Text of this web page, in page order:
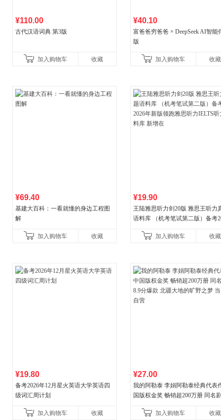
¥110.00
古代汉语词典 第3版
加入购物车 收藏
¥40.10
富爸爸穷爸爸 × DeepSeek AI智能
版
加入购物车 收藏
¥69.40
基建大百科：一看就懂的身边工程图
解
加入购物车 收藏
¥19.90
王陆雅思听力剑20版 雅思王听力
语料库 （机考笔试第二版）备考
新增在
加入购物车 收藏
¥19.80
备考2026年12月星火英语大学英语四
级词汇周计划
加入购物车 收藏
¥27.00
我的阿勒泰 李娟阿勒泰经典代表
国版权金奖 畅销超200万册 同名
加入购物车
收藏